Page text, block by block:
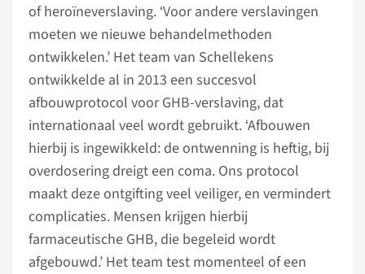
of heroïneverslaving. ‘Voor andere verslavingen
moeten we nieuwe behandelmethoden
ontwikkelen.’ Het team van Schellekens
ontwikkelde al in 2013 een succesvol
afbouwprotocol voor GHB-verslaving, dat
internationaal veel wordt gebruikt. ‘Afbouwen
hierbij is ingewikkeld: de ontwenning is heftig, bij
overdosering dreigt een coma. Ons protocol
maakt deze ontgifting veel veiliger, en vermindert
complicaties. Mensen krijgen hierbij
farmaceutische GHB, die begeleid wordt
afgebouwd.’ Het team test momenteel of een